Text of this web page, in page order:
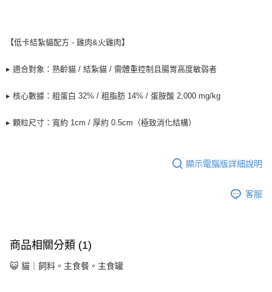
【低卡結紮貓配方 - 雞肉&火雞肉】
▸ 適合對象：熟齡貓 / 結紮貓 / 需體重控制且腸胃高度敏弱者
▸ 核心數據：粗蛋白 32% / 粗脂肪 14% / 蛋胺酸 2,000 mg/kg
▸ 顆粒尺寸：寬約 1cm / 厚約 0.5cm（極致消化結構）
顯示電腦版詳細說明
客服
商品相關分類 (1)
😺 貓｜飼料。主食餐。主食罐